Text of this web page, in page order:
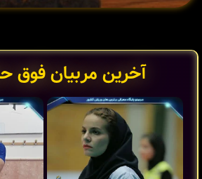
آخرین مربیان فوق